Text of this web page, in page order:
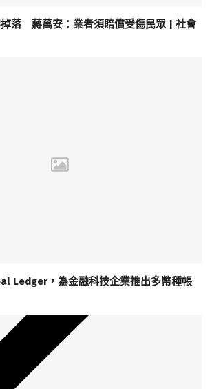
落 蔣萬安：業者須賠償受傷民眾 | 社會
Ledger，為金融科技企業推出多幣種帳